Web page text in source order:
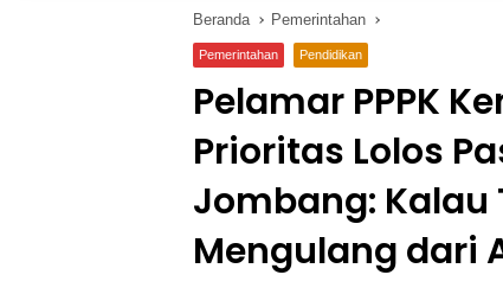
Beranda Pemerintahan
Pemerintahan Pendidikan
Pelamar PPPK
Prioritas Lolos
Jombang: Kalau
Mengulang dari